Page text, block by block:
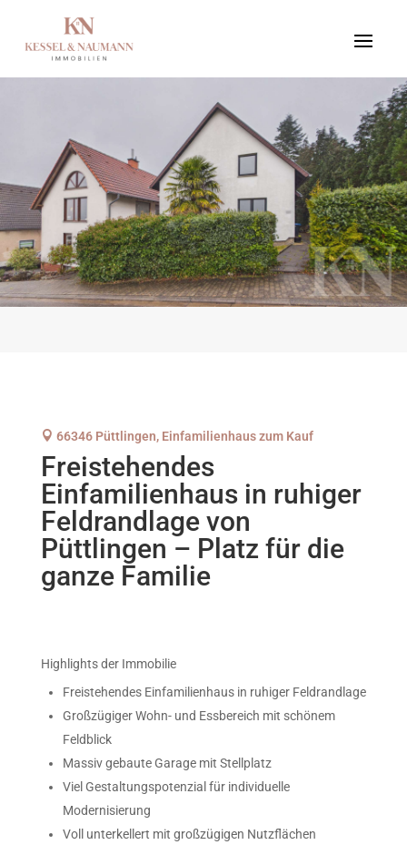
 66346 Püttlingen, Einfamilienhaus zum Kauf
Freistehendes
Einfamilienhaus in ruhiger
Feldrandlage von
Püttlingen – Platz für die
ganze Familie
Highlights der Immobilie
Freistehendes Einfamilienhaus in ruhiger Feldrandlage
Großzügiger Wohn- und Essbereich mit schönem
Feldblick
Massiv gebaute Garage mit Stellplatz
Viel Gestaltungspotenzial für individuelle
Modernisierung
Voll unterkellert mit großzügigen Nutzflächen